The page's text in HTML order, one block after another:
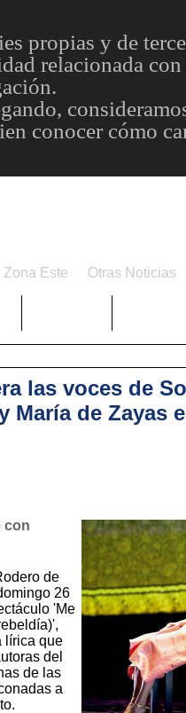
propias y de
relacionada
conocer cómo
Zona Este Otras Noticias
las voces de
María de Zayas
con
de
26
'Me
lírica que
del
de las
a